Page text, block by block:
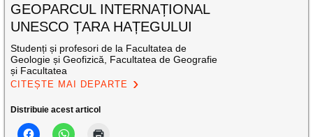
GEOPARCUL INTERNAȚIONAL
UNESCO ȚARA HAȚEGULUI
Studenți și profesori de la Facultatea de
Geologie și Geofizică, Facultatea de Geografie
și Facultatea
CITEȘTE MAI DEPARTE
Distribuie acest articol